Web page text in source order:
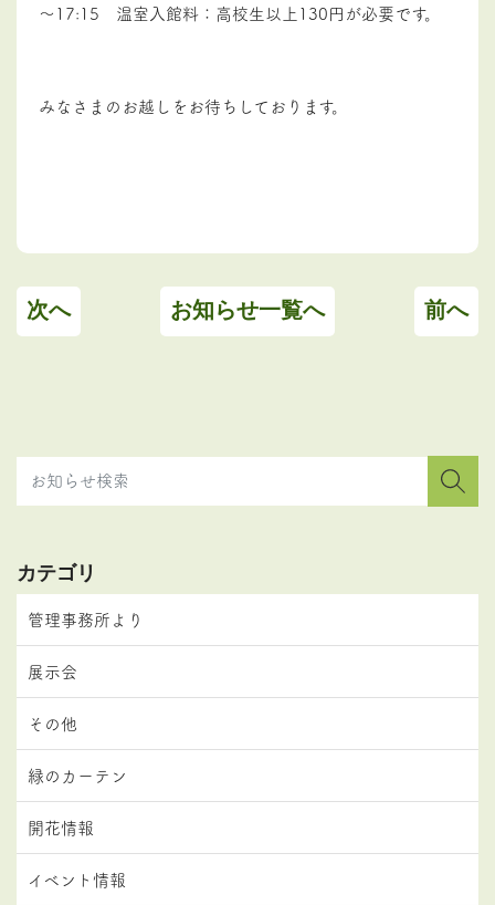
～17:15 温室入館料：高校生以上130円が必要です。
みなさまのお越しをお待ちしております。
次へ お知らせ一覧へ 前へ
カテゴリ
管理事務所より
展示会
その他
緑のカーテン
開花情報
イベント情報